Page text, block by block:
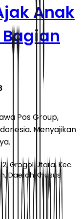
Anak
Pos Group,
Menyajikan
Grogol Utara, Kec.
Daerah Khusus